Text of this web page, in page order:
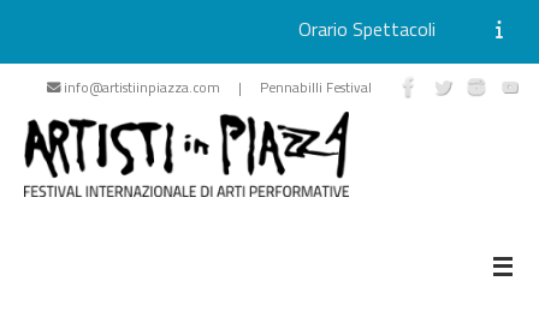
Vai
contenuto
Orario Spettacoli
info@artistiinpiazza.com | Pennabilli Festival